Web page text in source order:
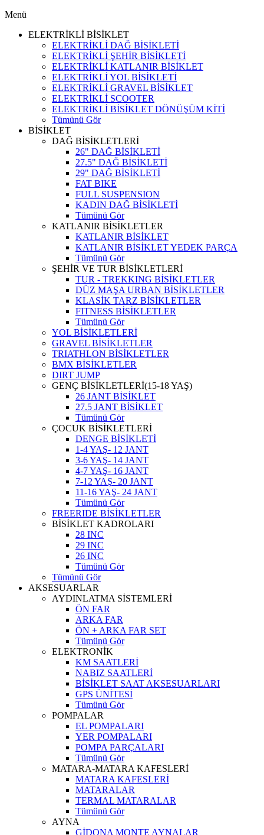
Menü
ELEKTRİKLİ BİSİKLET
ELEKTRİKLİ DAĞ BİSİKLETİ
ELEKTRİKLİ ŞEHİR BİSİKLETİ
ELEKTRİKLİ KATLANIR BİSİKLET
ELEKTRİKLİ YOL BİSİKLETİ
ELEKTRİKLİ GRAVEL BİSİKLET
ELEKTRİKLİ SCOOTER
ELEKTRİKLİ BİSİKLET DÖNÜŞÜM KİTİ
Tümünü Gör
BİSİKLET
DAĞ BİSİKLETLERİ
26" DAĞ BİSİKLETİ
27.5" DAĞ BİSİKLETİ
29" DAĞ BİSİKLETİ
FAT BIKE
FULL SUSPENSION
KADIN DAĞ BİSİKLETİ
Tümünü Gör
KATLANIR BİSİKLETLER
KATLANIR BİSİKLET
KATLANIR BİSİKLET YEDEK PARÇA
Tümünü Gör
ŞEHİR VE TUR BİSİKLETLERİ
TUR - TREKKING BİSİKLETLER
DÜZ MAŞA URBAN BİSİKLETLER
KLASİK TARZ BİSİKLETLER
FITNESS BİSİKLETLER
Tümünü Gör
YOL BİSİKLETLERİ
GRAVEL BİSİKLETLER
TRIATHLON BİSİKLETLER
BMX BİSİKLETLER
DIRT JUMP
GENÇ BİSİKLETLERİ(15-18 YAŞ)
26 JANT BİSİKLET
27.5 JANT BİSİKLET
Tümünü Gör
ÇOCUK BİSİKLETLERİ
DENGE BİSİKLETİ
1-4 YAŞ- 12 JANT
3-6 YAŞ- 14 JANT
4-7 YAŞ- 16 JANT
7-12 YAŞ- 20 JANT
11-16 YAŞ- 24 JANT
Tümünü Gör
FREERIDE BİSİKLETLER
BİSİKLET KADROLARI
28 INC
29 INC
26 INC
Tümünü Gör
Tümünü Gör
AKSESUARLAR
AYDINLATMA SİSTEMLERİ
ÖN FAR
ARKA FAR
ÖN + ARKA FAR SET
Tümünü Gör
ELEKTRONİK
KM SAATLERİ
NABIZ SAATLERİ
BİSİKLET SAAT AKSESUARLARI
GPS ÜNİTESİ
Tümünü Gör
POMPALAR
EL POMPALARI
YER POMPALARI
POMPA PARÇALARI
Tümünü Gör
MATARA-MATARA KAFESLERİ
MATARA KAFESLERİ
MATARALAR
TERMAL MATARALAR
Tümünü Gör
AYNA
GİDONA MONTE AYNALAR